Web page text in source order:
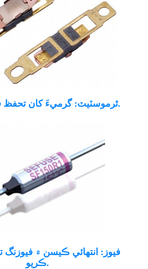
ٿرموسٽيٽ: گرميءَ کان تحفظ فراهم ڪريو.
فيوز: انتهائي ڪيسن ۾ فيوزنگ
ڪريو.